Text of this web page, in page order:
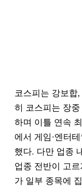
코스피는 강보합
히 코스피는 장
하며 이틀 연속
에서 게임·엔터
했다. 다만 업종
업종 전반이 고
가 일부 종목에